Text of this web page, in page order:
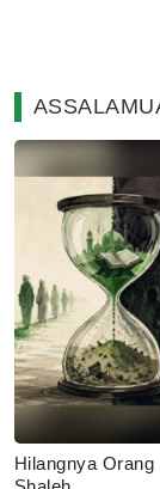
Hilangnya Orang